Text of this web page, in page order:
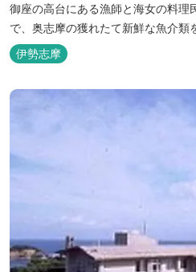
御座の高台にある漁師と海女の料理
で、奥志摩の獲れたて新鮮な魚介類
伊勢志摩